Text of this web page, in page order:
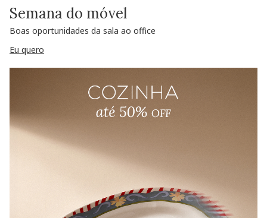
Semana do móvel
Boas oportunidades da sala ao office
Eu quero